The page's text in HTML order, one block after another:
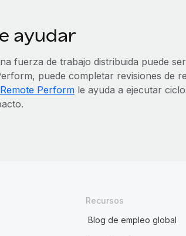
ayudar
fuerza de trabajo distribuida puede
puede completar revisiones de
Remote Performle ayuda a ejecutar
Recursos
Blog de empleo global